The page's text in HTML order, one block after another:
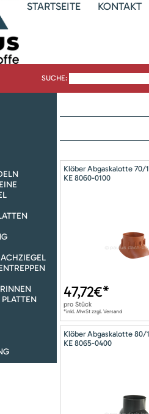
STARTSEITE KONTAKT
SUCHE:
Klöber Abgaskalotte 70/
KE 8060-0100
47,72€*
pro Stück
*inkl. MwSt zzgl. Versand
Klöber Abgaskalotte 80/
KE 8065-0400